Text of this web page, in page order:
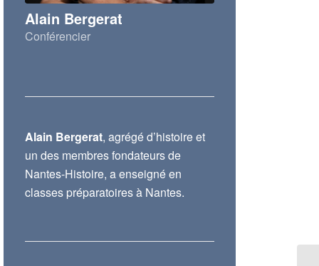
Alain Bergerat
Conférencier
Alain Bergerat, agrégé d’histoire et
un des membres fondateurs de
Nantes-Histoire, a enseigné en
classes préparatoires à Nantes.